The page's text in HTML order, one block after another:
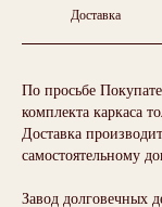
Доставка
По просьбе
комплекта каркаса
Доставка
самостоятельному
Завод долговечных